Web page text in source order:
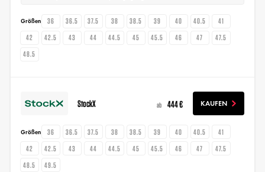
Größen 36 36.5 37.5 38 38.5 39 40 40.5
41
42
42.5 43 44 44.5 45 45.5 46 47
47.5
48.5
StockX ab 444 € KAUFEN
Größen 36 36.5 37.5 38 38.5 39 40 40.5
41
42
42.5 43 44 44.5 45 45.5 46 47
47.5
48.5
49.5